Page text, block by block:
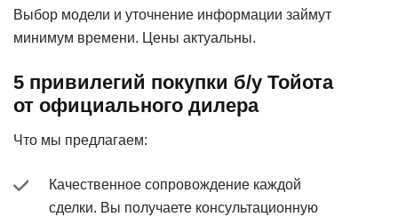
Выбор модели и уточнение информации займут
минимум времени. Цены актуальны.
5 привилегий покупки б/у Тойота
от официального дилера
Что мы предлагаем:
Качественное сопровождение каждой
сделки. Вы получаете консультационную